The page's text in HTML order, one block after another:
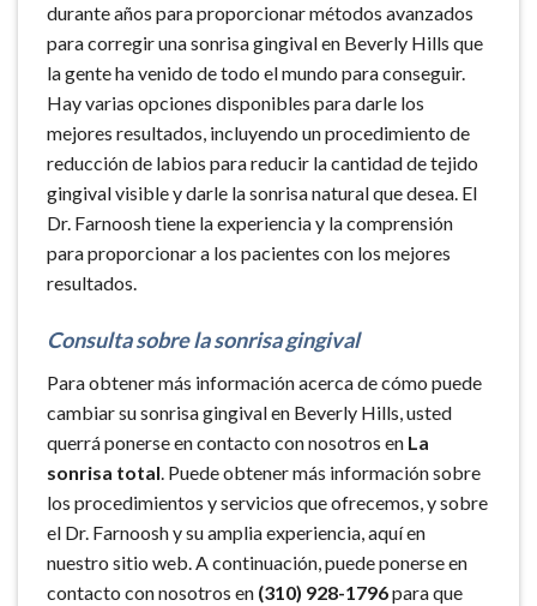
durante años para proporcionar métodos avanzados
para corregir una sonrisa gingival en Beverly Hills que
la gente ha venido de todo el mundo para conseguir.
Hay varias opciones disponibles para darle los
mejores resultados, incluyendo un procedimiento de
reducción de labios para reducir la cantidad de tejido
gingival visible y darle la sonrisa natural que desea. El
Dr. Farnoosh tiene la experiencia y la comprensión
para proporcionar a los pacientes con los mejores
resultados.
Consulta sobre la sonrisa gingival
Para obtener más información acerca de cómo puede
cambiar su sonrisa gingival en Beverly Hills, usted
querrá ponerse en contacto con nosotros en La
sonrisa total. Puede obtener más información sobre
los procedimientos y servicios que ofrecemos, y sobre
el Dr. Farnoosh y su amplia experiencia, aquí en
nuestro sitio web. A continuación, puede ponerse en
contacto con nosotros en (310) 928-1796para que